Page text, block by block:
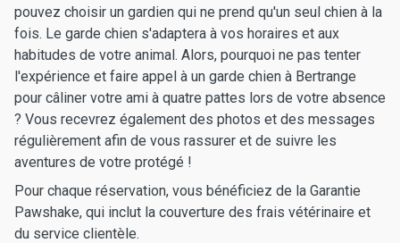
pouvez choisir un gardien qui ne prend qu'un seul chien à la
fois. Le garde chien s'adaptera à vos horaires et aux
habitudes de votre animal. Alors, pourquoi ne pas tenter
l'expérience et faire appel à un garde chien à Bertrange
pour câliner votre ami à quatre pattes lors de votre absence
? Vous recevrez également des photos et des messages
régulièrement afin de vous rassurer et de suivre les
aventures de votre protégé !
Pour chaque réservation, vous bénéficiez de la Garantie
Pawshake, qui inclut la couverture des frais vétérinaire et
du service clientèle.